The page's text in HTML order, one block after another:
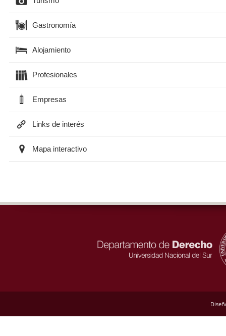
Gastronomía
Alojamiento
Profesionales
Empresas
Links de interés
Mapa interactivo